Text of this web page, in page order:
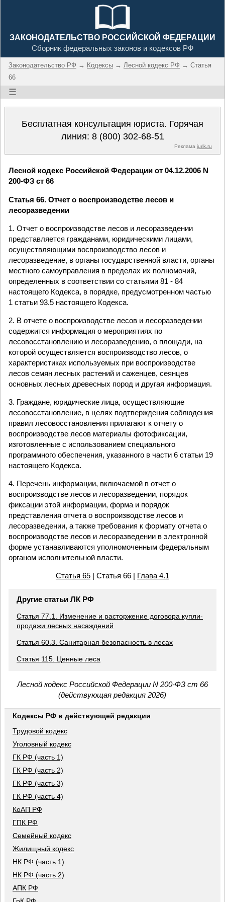
ЗАКОНОДАТЕЛЬСТВО РОССИЙСКОЙ ФЕДЕРАЦИИ
Сборник федеральных законов и кодексов РФ
Законодательство РФ → Кодексы → Лесной кодекс РФ → Статья
66
☰
Бесплатная консультация юриста. Горячая
линия: 8 (800) 302-68-51
Реклама jurik.ru
Лесной кодекс Российской Федерации от 04.12.2006 N
200-ФЗ ст 66
Статья 66. Отчет о воспроизводстве лесов и
лесоразведении
1. Отчет о воспроизводстве лесов и лесоразведении
представляется гражданами, юридическими лицами,
осуществляющими воспроизводство лесов и
лесоразведение, в органы государственной власти, органы
местного самоуправления в пределах их полномочий,
определенных в соответствии со статьями 81 - 84
настоящего Кодекса, в порядке, предусмотренном частью
1 статьи 93.5 настоящего Кодекса.
2. В отчете о воспроизводстве лесов и лесоразведении
содержится информация о мероприятиях по
лесовосстановлению и лесоразведению, о площади, на
которой осуществляется воспроизводство лесов, о
характеристиках используемых при воспроизводстве
лесов семян лесных растений и саженцев, сеянцев
основных лесных древесных пород и другая информация.
3. Граждане, юридические лица, осуществляющие
лесовосстановление, в целях подтверждения соблюдения
правил лесовосстановления прилагают к отчету о
воспроизводстве лесов материалы фотофиксации,
изготовленные с использованием специального
программного обеспечения, указанного в части 6 статьи 19
настоящего Кодекса.
4. Перечень информации, включаемой в отчет о
воспроизводстве лесов и лесоразведении, порядок
фиксации этой информации, форма и порядок
представления отчета о воспроизводстве лесов и
лесоразведении, а также требования к формату отчета о
воспроизводстве лесов и лесоразведении в электронной
форме устанавливаются уполномоченным федеральным
органом исполнительной власти.
Статья 65| Статья 66 | Глава 4.1
Другие статьи ЛК РФ
Статья 77.1. Изменение и расторжение договора купли-
продажи лесных насаждений
Статья 60.3. Санитарная безопасность в лесах
Статья 115. Ценные леса
Лесной кодекс Российской Федерации N 200-ФЗ ст 66
(действующая редакция 2026)
Кодексы РФ в действующей редакции
Трудовой кодекс
Уголовный кодекс
ГК РФ (часть 1)
ГК РФ (часть 2)
ГК РФ (часть 3)
ГК РФ (часть 4)
КоАП РФ
ГПК РФ
Семейный кодекс
Жилищный кодекс
НК РФ (часть 1)
НК РФ (часть 2)
АПК РФ